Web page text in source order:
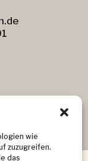
wie
zuzugreifen.
das